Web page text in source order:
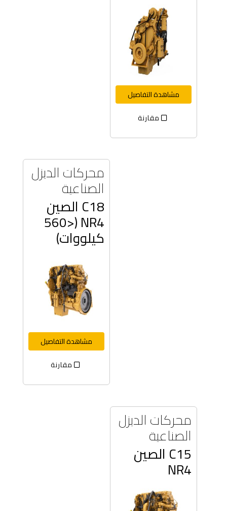
مشاهدة التفاصيل
مقارنة
محركات الديزل
الصناعية
C18 الصين
NR4 (<560
كيلووات)
مشاهدة التفاصيل
مقارنة
محركات الديزل
الصناعية
C15 الصين
NR4